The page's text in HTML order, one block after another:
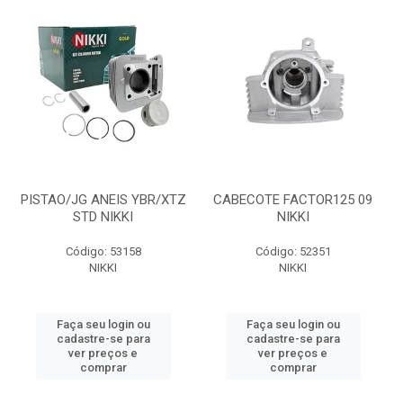
PISTAO/JG ANEIS YBR/XTZ
STD NIKKI
Código: 53158
NIKKI
Faça seu login ou
cadastre-se para
ver preços e
comprar
CABECOTE FACTOR125 09
NIKKI
Código: 52351
NIKKI
Faça seu login ou
cadastre-se para
ver preços e
comprar